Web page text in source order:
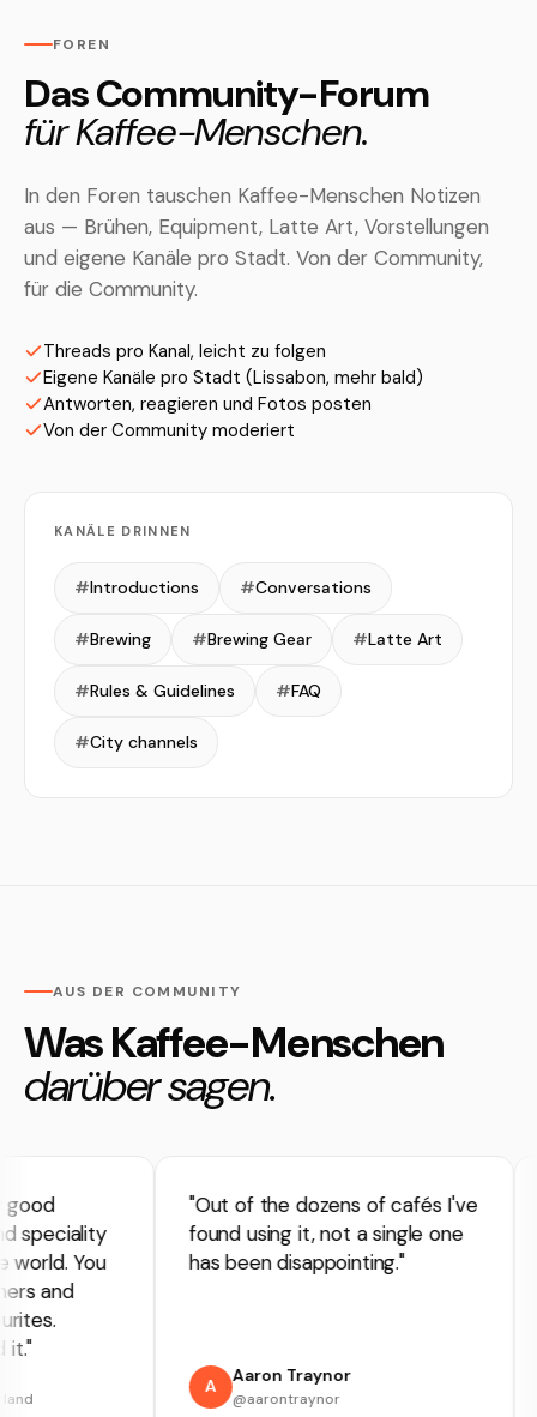
FOREN
Das Community-Forum
für Kaffee-Menschen.
In den Foren tauschen Kaffee-Menschen Notizen
aus — Brühen, Equipment, Latte Art, Vorstellungen
und eigene Kanäle pro Stadt. Von der Community,
für die Community.
Threads pro Kanal, leicht zu folgen
Eigene Kanäle pro Stadt (Lissabon, mehr bald)
Antworten, reagieren und Fotos posten
Von der Community moderiert
KANÄLE DRINNEN
#Introductions #Conversations
#Brewing #Brewing Gear #Latte Art
#Rules & Guidelines #FAQ
#City channels
AUS DER COMMUNITY
Was Kaffee-Menschen
darüber sagen.
You
and
"Out of the dozens of cafés I've
found using it, not a single one
has been disappointing."
A Aaron Traynor
@aarontraynor